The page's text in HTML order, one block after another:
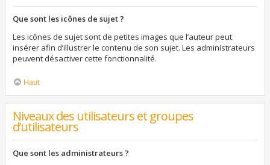
Que sont les icônes de sujet ?
Les icônes de sujet sont de petites images que l’auteur peut
insérer afin d’illustrer le contenu de son sujet. Les administrateurs
peuvent désactiver cette fonctionnalité.
Haut
Niveaux des utilisateurs et groupes
d’utilisateurs
Que sont les administrateurs ?